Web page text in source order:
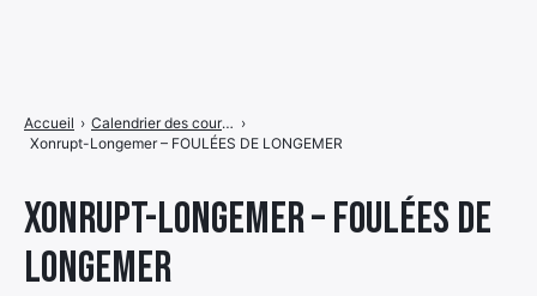
Xonrupt-Longemer – FOULÉES DE
LONGEMER
Accueil › Calendrier des courses ›
Xonrupt-Longemer – FOULÉES DE LONGEMER
de
menu
Élément
de
Élément
de